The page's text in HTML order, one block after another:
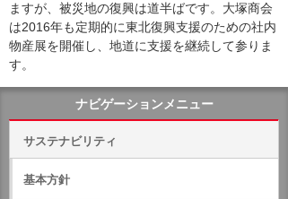
ますが、被災地の復興は道半ばです。大塚商会
は2016年も定期的に東北復興支援のための社内
物産展を開催し、地道に支援を継続して参りま
す。
ナビゲーションメニュー
サステナビリティ
基本方針